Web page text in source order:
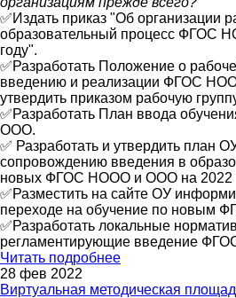
✅Издать приказ "Об организации
образовательный процесс ФГОС
году".
✅Разработать Положение о
введению и реализации ФГОС
утвердить приказом рабочую
✅Разработать План ввода
ООО.
✅ Разработать и утвердить план
сопровождению введения в
новых ФГОС НООО и ООО на 2022
✅Разместить на сайте ОУ
переходе на обучение по новым
✅Разработать локальные
регламентирующие введение
Читать подробнее
28 фев 2022
Виртуальная методическая